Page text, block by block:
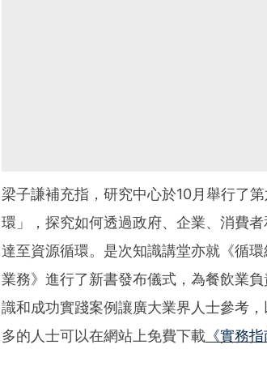
梁子謙補充指，研究中心於10月舉行了
環」，探究如何透過政府、企業、消費
達至資源循環。是次知識講堂亦就《循
業務》進行了新書發布儀式，為餐飲業
識和成功實踐案例讓廣大業界人士參考
多的人士可以在網站上免費下載 《實務